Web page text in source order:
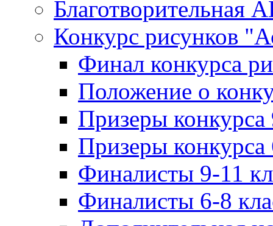
Благотворительная
Конкурс рисунков
Финал конкурса
Положение о
Призеры конкурса
Призеры конкурса
Финалисты 9-11
Финалисты 6-8